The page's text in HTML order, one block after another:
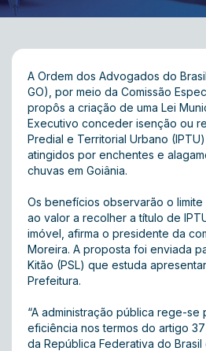
A Ordem dos Advogados do
GO), por meio da Comissão
propôs a criação de uma Lei
Executivo conceder isenção ou
Predial e Territorial Urbano
atingidos por enchentes e
chuvas em Goiânia.
Os benefícios observarão o limite
ao valor a recolher a título de
imóvel, afirma o presidente da
Moreira. A proposta foi enviada
Kitão (PSL) que estuda
Prefeitura.
“A administração pública rege-se
eficiência nos termos do artigo
da República Federativa do